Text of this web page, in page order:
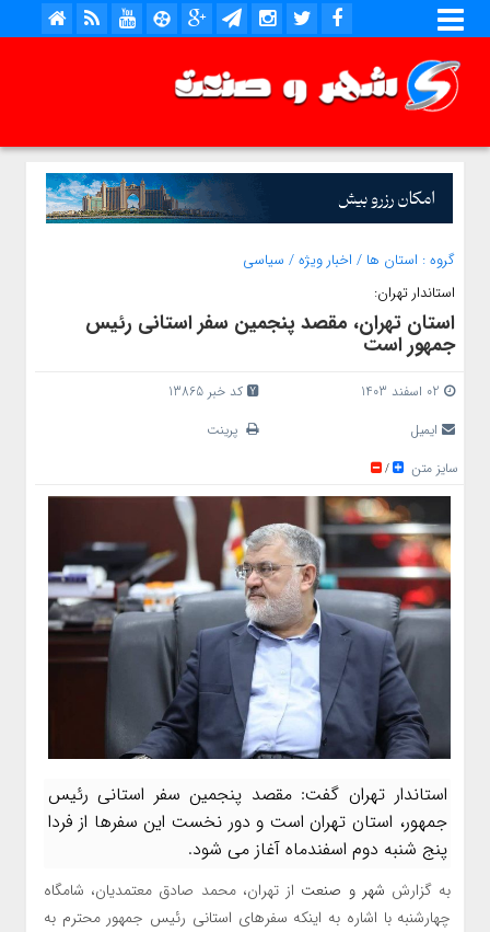
گروه : استان ها / اخبار ویژه/ سیاسی
استاندار تهران:
استان تهران، مقصد پنجمین سفر استانی رئیس
جمهور است
02 اسفند 1403
کد خبر 13865
ایمیل
پرینت
سایز متن
/
استاندار تهران گفت: مقصد پنجمین سفر استانی رئیس
جمهور، استان تهران است و دور نخست این سفرها از فردا
پنج شنبه دوم اسفندماه آغاز می شود.
به گزارش شهر و صنعت از تهران، محمد صادق معتمدیان، شامگاه
چهارشنبه با اشاره به اینکه سفرهای استانی رئیس جمهور محترم به